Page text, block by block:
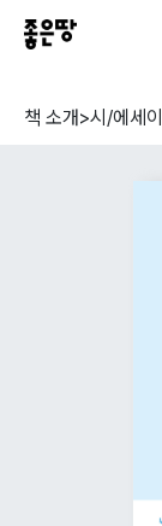
책 소개>시/에세이